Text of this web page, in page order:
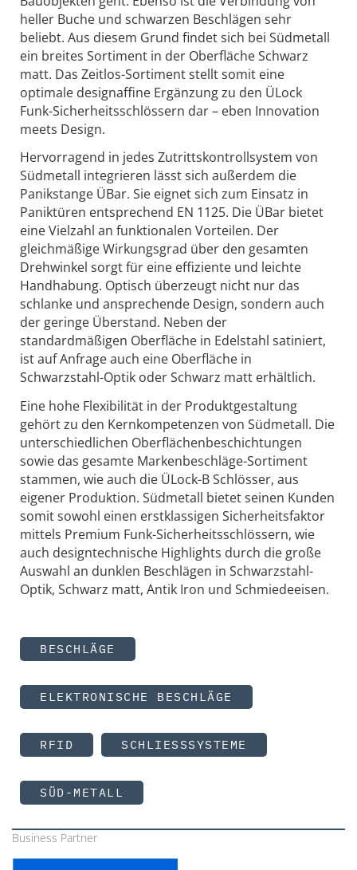
heller Buche und schwarzen Beschlägen sehr
beliebt. Aus diesem Grund findet sich bei Südmetall
ein breites Sortiment in der Oberfläche Schwarz
matt. Das Zeitlos-Sortiment stellt somit eine
optimale designaffine Ergänzung zu den ÜLock
Funk-Sicherheitsschlössern dar – eben Innovation
meets Design.
Hervorragend in jedes Zutrittskontrollsystem von
Südmetall integrieren lässt sich außerdem die
Panikstange ÜBar. Sie eignet sich zum Einsatz in
Paniktüren entsprechend EN 1125. Die ÜBar bietet
eine Vielzahl an funktionalen Vorteilen. Der
gleichmäßige Wirkungsgrad über den gesamten
Drehwinkel sorgt für eine effiziente und leichte
Handhabung. Optisch überzeugt nicht nur das
schlanke und ansprechende Design, sondern auch
der geringe Überstand. Neben der
standardmäßigen Oberfläche in Edelstahl satiniert,
ist auf Anfrage auch eine Oberfläche in
Schwarzstahl-Optik oder Schwarz matt erhältlich.
Eine hohe Flexibilität in der Produktgestaltung
gehört zu den Kernkompetenzen von Südmetall. Die
unterschiedlichen Oberflächenbeschichtungen
sowie das gesamte Markenbeschläge-Sortiment
stammen, wie auch die ÜLock-B Schlösser, aus
eigener Produktion. Südmetall bietet seinen Kunden
somit sowohl einen erstklassigen Sicherheitsfaktor
mittels Premium Funk-Sicherheitsschlössern, wie
auch designtechnische Highlights durch die große
Auswahl an dunklen Beschlägen in Schwarzstahl-
Optik, Schwarz matt, Antik Iron und Schmiedeeisen.
BESCHLÄGE
ELEKTRONISCHE BESCHLÄGE
RFID SCHLIESSSYSTEME
SÜD-METALL
Business Partner